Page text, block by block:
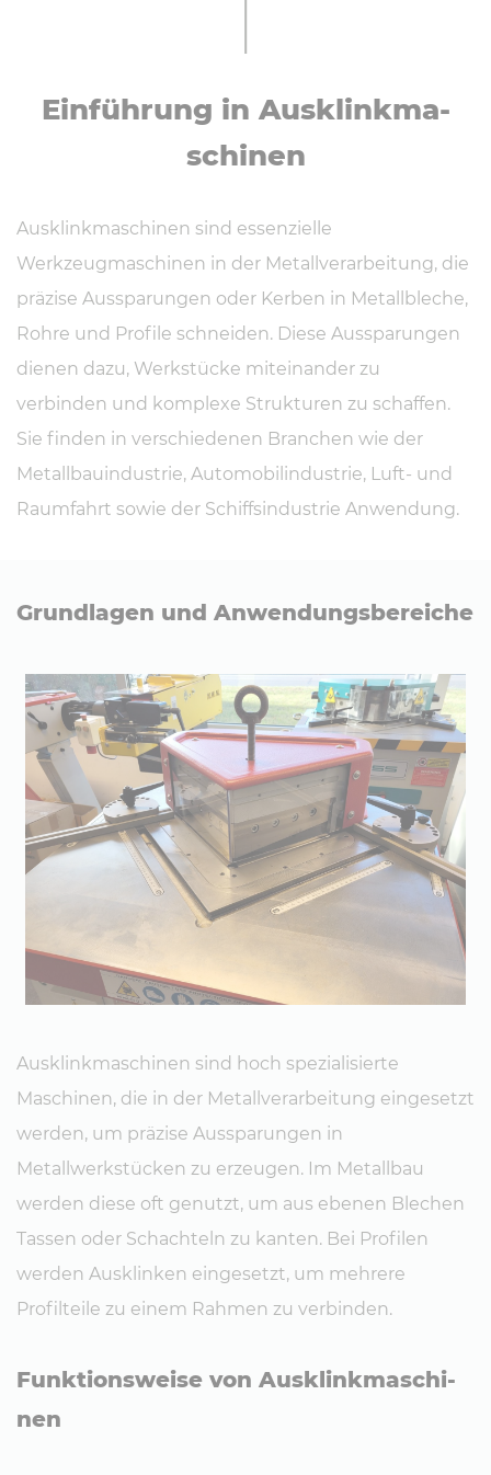
Ein­füh­rung in Aus­klink­ma­
schi­nen
Ausklinkmaschinen sind essenzielle
Werkzeugmaschinen in der Metallverarbeitung, die
präzise Aussparungen oder Kerben in Metallbleche,
Rohre und Profile schneiden. Diese Aussparungen
dienen dazu, Werkstücke miteinander zu
verbinden und komplexe Strukturen zu schaffen.
Sie finden in verschiedenen Branchen wie der
Metallbauindustrie, Automobilindustrie, Luft- und
Raumfahrt sowie der Schiffsindustrie Anwendung.
Grund­la­gen und An­wen­dungs­be­rei­che
Ausklinkmaschinen sind hoch spezialisierte
Maschinen, die in der Metallverarbeitung eingesetzt
werden, um präzise Aussparungen in
Metallwerkstücken zu erzeugen. Im Metallbau
werden diese oft genutzt, um aus ebenen Blechen
Tassen oder Schachteln zu kanten. Bei Profilen
werden Ausklinken eingesetzt, um mehrere
Profilteile zu einem Rahmen zu verbinden.
Funk­ti­ons­wei­se von Aus­klink­ma­schi­
nen